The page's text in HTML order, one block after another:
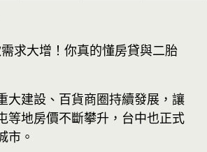
求大增！你真的懂房貸與二胎
大建設、百貨商圈持續發展，讓
等地房價不斷攀升，台中也正式
市。